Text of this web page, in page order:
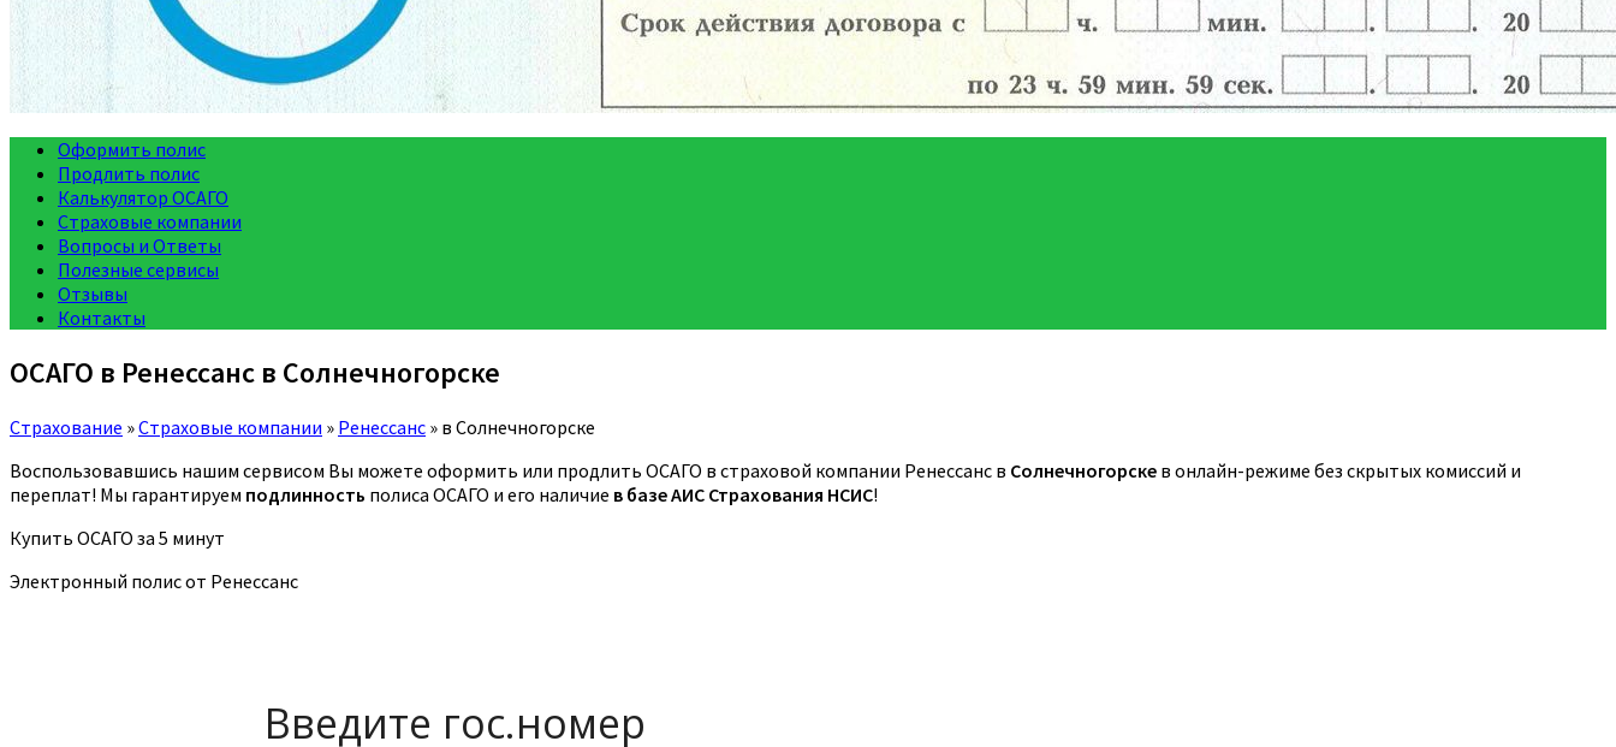
Оформить полис
Продлить полис
Калькулятор ОСАГО
Страховые компании
Вопросы и Ответы
Полезные сервисы
Отзывы
Контакты
ОСАГО в Ренессанс в Солнечногорске
Страхование »Страховые компании » Ренессанс » в Солнечногорске
Воспользовавшись нашим сервисом Вы можете оформить или продлить ОСАГО в страховой компании Ренессанс в Солнечногорске в онлайн-режиме без скрытых комиссий и
переплат! Мы гарантируем подлинность полиса ОСАГО и его наличие в базе АИС Страхования НСИС!
Купить ОСАГО за 5 минут
Электронный полис от Ренессанс